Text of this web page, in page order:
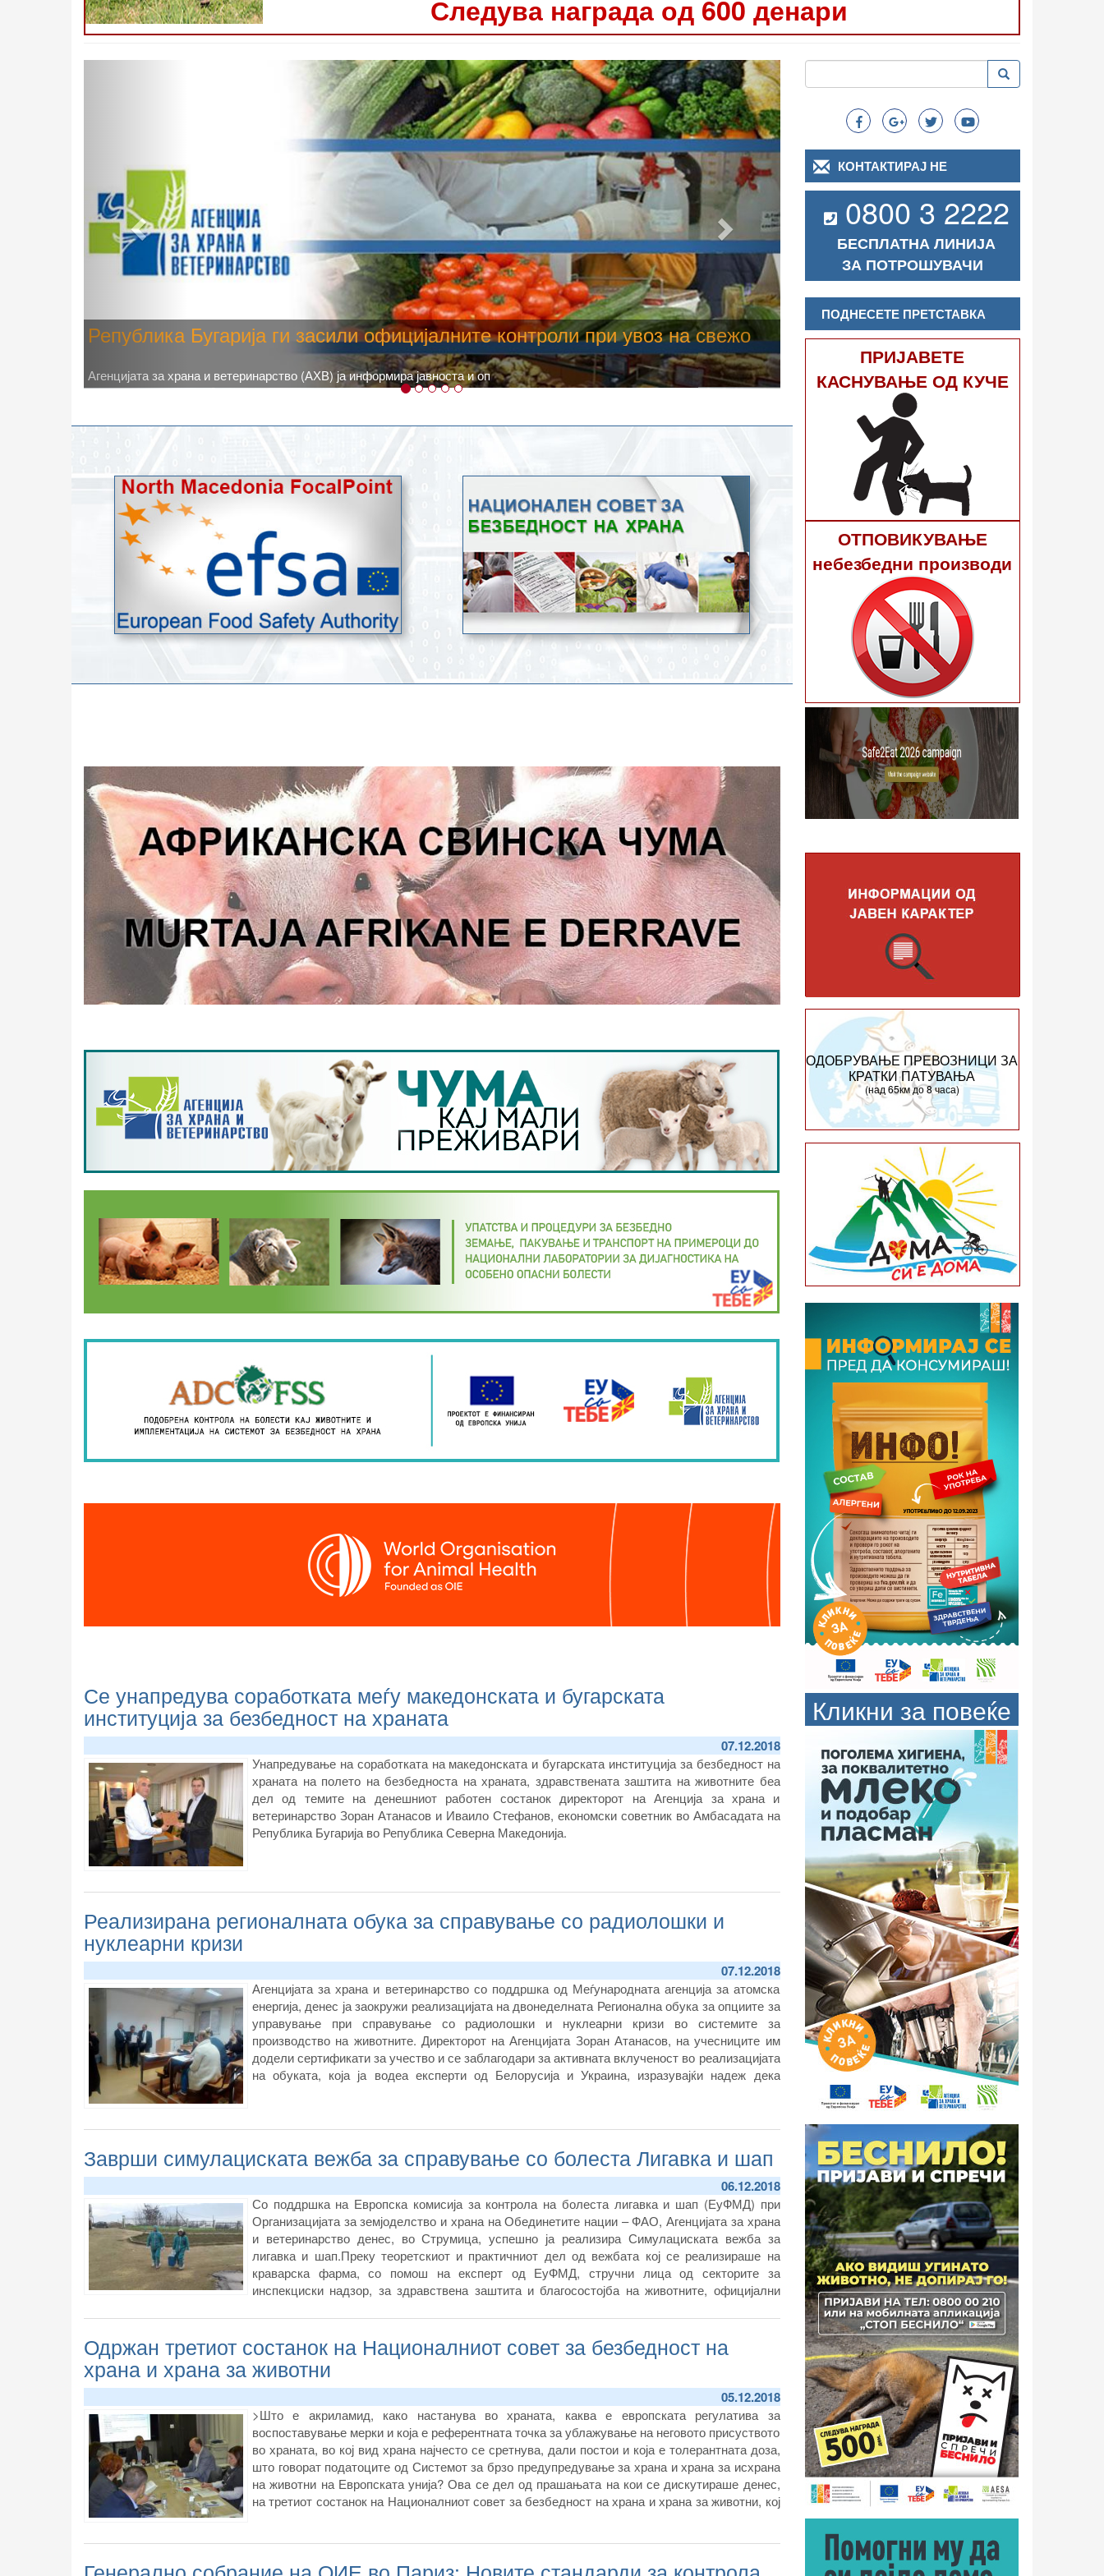
Следува награда од 600 денари
Високите температури ризик од труење со храна, опасни се и за
животните
Новото најавено зголемување на дневните температури, кое според метеоролозите во одредени региони ќе достигне 40
степени, ги зголемува ризиците од појава на труење со храна.
Следно
Се унапредува соработката меѓу македонската и бугарската
институција за безбедност на храната
07.12.2018
Унапредување на соработката на македонската и бугарската институција за безбедност на
храната на полето на безбедноста на храната, здравствената заштита на животните беа
дел од темите на денешниот работен состанок директорот на Агенција за храна и
ветеринарство Зоран Атанасов и Иваило Стефанов, економски советник во Амбасадата на
Република Бугарија во Република Северна Македонија.
Реализирана регионалната обука за справување со радиолошки и
нуклеарни кризи
07.12.2018
Агенцијата за храна и ветеринарство со поддршка од Меѓународната агенција за атомска
енергија, денес ја заокружи реализацијата на двонеделната Регионална обука за опциите за
управување при справување со радиолошки и нуклеарни кризи во системите за
производство на животните. Директорот на Агенцијата Зоран Атанасов, на учесниците им
додели сертификати за учество и се заблагодари за активната вклученост во реализацијата
на обуката, која ја водеа експерти од Белорусија и Украина, изразувајќи надеж дека
Заврши симулациската вежба за справување со болеста Лигавка и шап
06.12.2018
Со поддршка на Европска комисија за контрола на болеста лигавка и шап (ЕуФМД) при
Организацијата за земјоделство и храна на Обединетите нации – ФАО, Агенцијата за храна
и ветеринарство денес, во Струмица, успешно ја реализира Симулациската вежба за
лигавка и шап.Преку теоретскиот и практичниот дел од вежбата кој се реализираше на
краварска фарма, со помош на експерт од ЕуФМД, стручни лица од секторите за
инспекциски надзор, за здравствена заштита и благосостојба на животните, официјални
македонската ветеринарна комора и од ветеринарните друштва, извршија тестирање на и
зајакнување на воспоставениот систем и мерките за контрола и справување со болеста
Лигавка и шап.
Одржан третиот состанок на Националниот совет за безбедност на
храна и храна за животни
05.12.2018
>Што е акриламид, како настанува во храната, каква е европската регулатива за
воспоставување мерки и која е референтната точка за ублажување на неговото присуството
во храната, во кој вид храна најчесто се сретнува, дали постои и која е толерантната доза,
што говорат податоците од Системот за брзо предупредување за храна и храна за исхрана
на животни на Европската унија? Ова се дел од прашањата на кои се дискутираше денес,
на третиот состанок на Националниот совет за безбедност на храна и храна за животни, кој
Search
Пребарување Пребарување
КОНТАКТИРАЈ НЕ
0800 3 2222
БЕСПЛАТНА ЛИНИЈА
ЗА ПОТРОШУВАЧИ
ПОДНЕСЕТЕ ПРЕТСТАВКА
ПРИЈАВЕТЕ
КАСНУВАЊЕ ОД КУЧЕ
ОТПОВИКУВАЊЕ
небезбедни производи
ОДОБРУВАЊЕ ПРЕВОЗНИЦИ ЗА
КРАТКИ ПАТУВАЊА
(над 65км до 8 часа)
Кликни за повеќе